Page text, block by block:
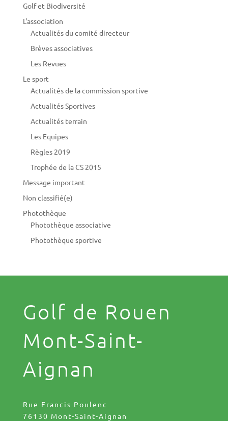
Golf et Biodiversité
L'association
Actualités du comité directeur
Brèves associatives
Les Revues
Le sport
Actualités de la commission sportive
Actualités Sportives
Actualités terrain
Les Equipes
Règles 2019
Trophée de la CS 2015
Message important
Non classifié(e)
Photothèque
Photothèque associative
Photothèque sportive
Golf de Rouen
Mont-Saint-
Aignan
Rue Francis Poulenc
76130 Mont-Saint-Aignan